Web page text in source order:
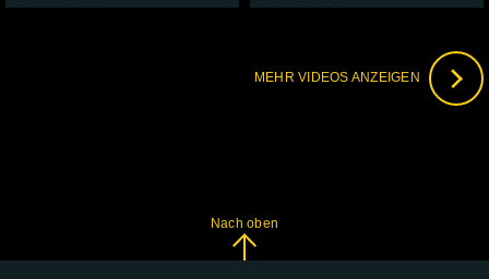
MEHR VIDEOS ANZEIGEN
Nach oben